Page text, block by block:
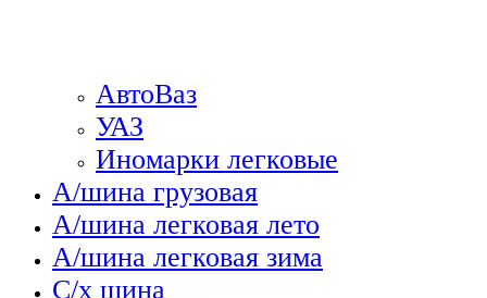
АвтоВаз
УАЗ
Иномарки легковые
А/шина грузовая
А/шина легковая лето
А/шина легковая зима
С/х шина